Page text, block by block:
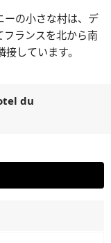
ーの小さな村は、デ
ランスを北から南
しています。
du